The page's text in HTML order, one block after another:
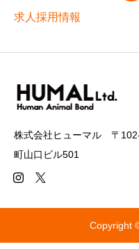
求人採用情報
株式会社ヒューマル 〒
町山口ビル501
Copyright